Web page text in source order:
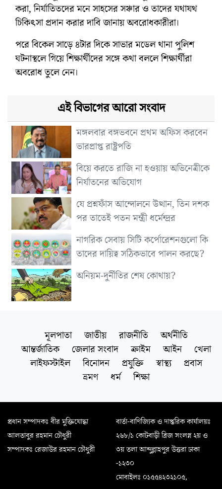
করা, নির্যাতিতদের মনে সাহসের সঞ্চার ও তাদের যথাযথ
চিকিৎসা প্রদান করার দাবি জানায় অবরোধকারীরা।
পরে বিকেল সাড়ে ৪টার দিকে সাভার মডেল থানা পুলিশ
ঘটনাস্থলে গিয়ে শিক্ষার্থীদের সঙ্গে কথা বললে শিক্ষার্থীরা
অবরোধ তুলে নেন।
এই বিভাগের আরো সংবাদ
মঙ্গলবার বঙ্গভবনে প্রথম অফিস করবেন
ভারপ্রাপ্ত রাষ্ট্রপতি
বিয়ে করতে রাজি না হওয়ায় অভিনেত্রীকে
নির্যাতনের অভিযোগ
যে প্রশ্নফাঁস আন্দোলনে উত্থান, তিন দশক
পর তাতেই পতন মন্ত্রী ধর্মেন্দ্রর
নাগরিক সেবায় সিটি কর্পোরেশনগুলো কি
তাদের দায়িত্ব সঠিকভাবে পালন করছে?
অনিয়ম-দুর্নীতির শেষ কোথায়?
মূলপাতা জাতীয় রাজনীতি
অর্থনীতি
আন্তর্জাতিক
জেলার সংবাদ ক্রাইম আইন
খেলা
লাইফস্টাইল
বিনোদন প্রযুক্তি স্বাস্থ্য
প্রবাস
ভ্রমণ
ধর্ম শিক্ষা
প্রধান সম্পাদকঃ বীর মুক্তিযোদ্ধা
আলতাবুর রহমান চৌধুরী
সম্পাদকঃ রেজাউর রহমান চৌধুরী
বার্তা-বাণিজ্যিক ও দাপ্তরিক কার্যালয়ঃ
২৬৮/১ কোটবাড়ী ব্রিজ সংলগ্ন ২য় ও
৩য় তলা আব্দুল্লাহপুর উত্তরা ঢাকা
-১২৩০
মোবাইলঃ ০১৫৫৪২৩২১০৫,